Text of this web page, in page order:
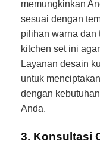
memungkinkan
sesuai dengan
pilihan warna dan
kitchen set ini
Layanan desain
untuk
dengan
Anda.
3. Konsultasi